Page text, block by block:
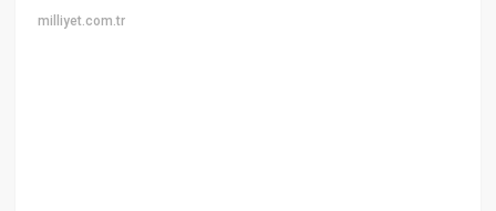
milliyet.com.tr